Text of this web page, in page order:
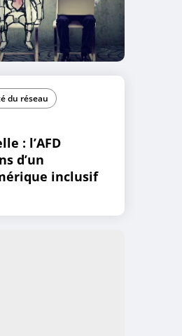
du réseau
: l’AFD
d’un
inclusif